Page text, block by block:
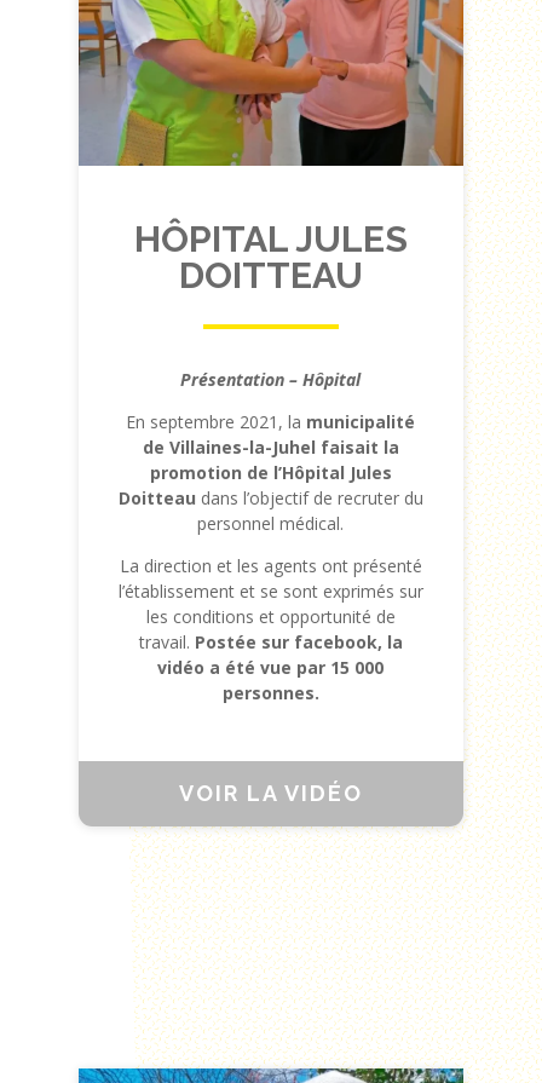
HÔPITAL JULES
DOITTEAU
Présentation – Hôpital
En septembre 2021, la municipalité
de Villaines-la-Juhel faisait la
promotion de l’Hôpital Jules
Doitteau dans l’objectif de recruter du
personnel médical.
La direction et les agents ont présenté
l’établissement et se sont exprimés sur
les conditions et opportunité de
travail. Postée sur facebook, la
vidéo a été vue par 15 000
personnes.
VOIR LA VIDÉO